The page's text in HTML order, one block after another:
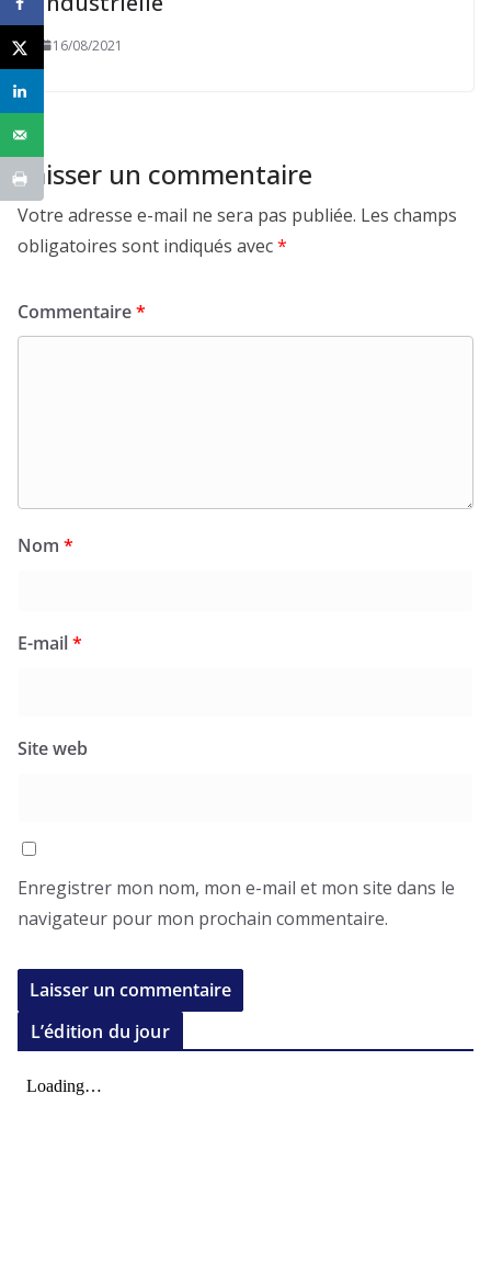
16/08/2021
Laisser un commentaire
Votre adresse e-mail ne sera pas publiée. Les champs
obligatoires sont indiqués avec*
Commentaire*
Nom *
E-mail*
Site web
Enregistrer mon nom, mon e-mail et mon site dans le
navigateur pour mon prochain commentaire.
L’édition du jour